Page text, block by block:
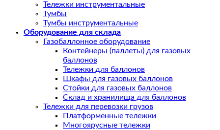
Тележки инструментальные
Тумбы
Тумбы инструментальные
Оборудование для склада
Газобаллонное оборудование
Контейнеры (паллеты) для газовых
баллонов
Тележки для баллонов
Шкафы для газовых баллонов
Стойки для газовых баллонов
Склад и хранилища для баллонов
Тележки для перевозки грузов
Платформенные тележки
Многоярусные тележки